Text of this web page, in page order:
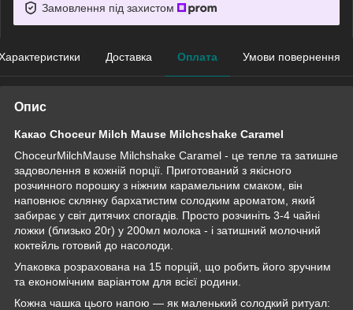
Замовлення під захистом
Доставка Оплата Умови повернення
Опис
Какао Choceur Milch Mause Milchcshake Caramel
ChoceurMilchMause Milchshake Caramel - це тепле та затишне
задоволення в кожній порції. Приготований з якісного
розчинного порошку з ніжним карамельним смаком, він
наповнює склянку бархатистим солодким ароматом, який
забирає у світ дитячих спогадів. Просто розчиніть 3-4 чайні
ложки (близько 20г) у 200мл молока - і затишний молочний
коктейль готовий до насолоди.
Упаковка розрахована на 15 порцій, що робить його зручним
та економічним варіантом для всієї родини.
Кожна чашка цього напою — як маленький солодкий ритуал: